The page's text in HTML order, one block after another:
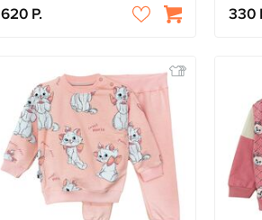
620 330